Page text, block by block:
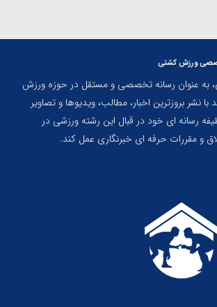
ورزش کشتی
به عنوان رسانه تخصصی و مستقل در حوزه ورزش
نشر بروزترین اخبار، مطالب، ویدیوها و تصاویر
رسانه ای خود در قبال این رشته ورزشی در
و مقررات حرفه ای خبرنگاری عمل کند.